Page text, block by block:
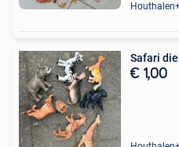
Safari
€ 1,00